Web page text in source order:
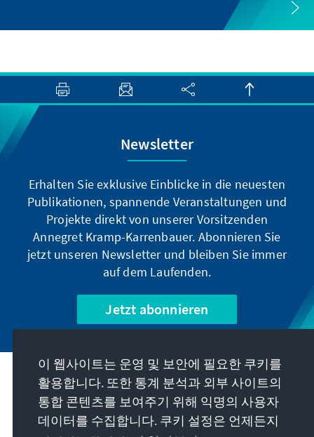
Newsletter
Erhalten Sie exklusive Einblicke in die neuesten
Publikationen, spannende Veranstaltungen und
Projekte direkt von unserer Vorsitzenden
Annegret Kramp-Karrenbauer. Abonnieren Sie
jetzt unseren Newsletter und bleiben Sie immer
auf dem Laufenden.
Jetzt abonnieren
우리의 과제
연락처
이 웹사이트는 운영 및 보안에 필요한 쿠키를
활용합니다. 또한 통계 분석과 외부 사이트의
통합 콘텐츠를 보여주기 위해 익명의 사용자
데이터를 수집합니다. 쿠키 설정은 언제든지